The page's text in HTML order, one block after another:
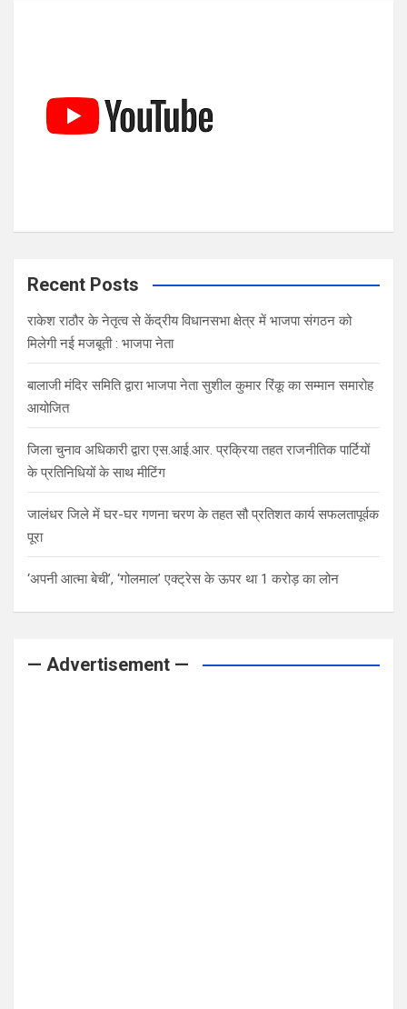
Recent Posts
राकेश राठौर के नेतृत्व से केंद्रीय विधानसभा क्षेत्र में भाजपा संगठन को
मिलेगी नई मजबूती : भाजपा नेता
बालाजी मंदिर समिति द्वारा भाजपा नेता सुशील कुमार रिंकू का सम्मान समारोह
आयोजित
जिला चुनाव अधिकारी द्वारा एस.आई.आर. प्रक्रिया तहत राजनीतिक पार्टियों
के प्रतिनिधियों के साथ मीटिंग
जालंधर जिले में घर-घर गणना चरण के तहत सौ प्रतिशत कार्य सफलतापूर्वक
पूरा
‘अपनी आत्मा बेची’, ‘गोलमाल’ एक्ट्रेस के ऊपर था 1 करोड़ का लोन
— Advertisement —